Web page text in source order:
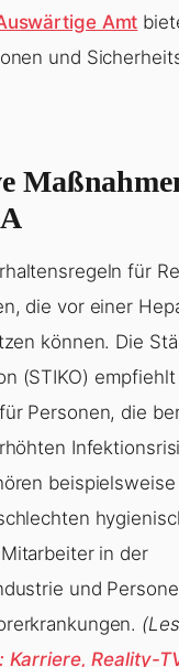
Amt
und
für
die vor einer
können. Die
(STIKO)
Personen, die
in der
und
Karriere, Reality-